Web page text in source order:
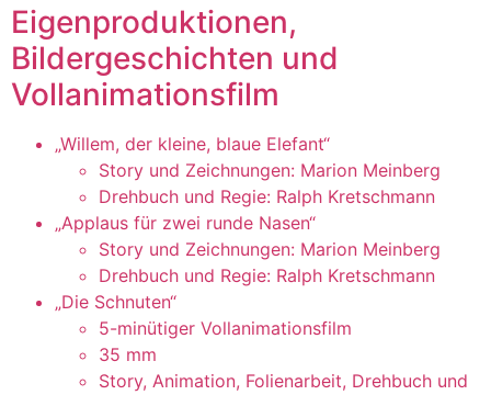
Eigenproduktionen,
Bildergeschichten und
Vollanimationsfilm
„Willem, der kleine, blaue Elefant“
Story und Zeichnungen: Marion Meinberg
Drehbuch und Regie: Ralph Kretschmann
„Applaus für zwei runde Nasen“
Story und Zeichnungen: Marion Meinberg
Drehbuch und Regie: Ralph Kretschmann
„Die Schnuten“
5-minütiger Vollanimationsfilm
35 mm
Story, Animation, Folienarbeit, Drehbuch und